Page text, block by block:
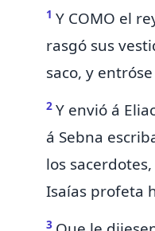
1 Y COMO el
rasgó sus
saco, y entróse
2 Y envió á
á Sebna
los
Isaías profeta
3